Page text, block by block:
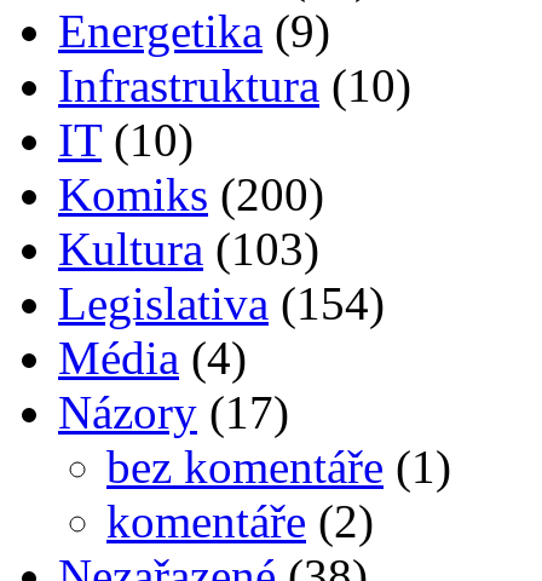
Energetika (9)
Infrastruktura (10)
IT(10)
Komiks (200)
Kultura (103)
Legislativa (154)
Média (4)
Názory (17)
bez komentáře (1)
komentáře (2)